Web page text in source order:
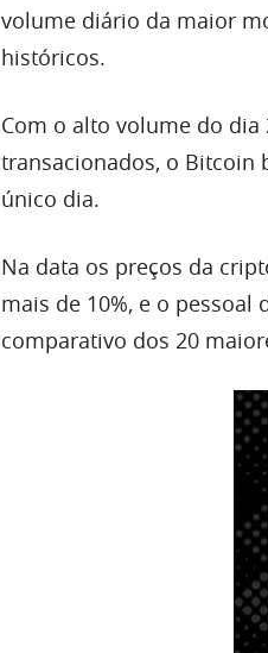
volume diário da maior
históricos.
Com o alto volume do dia
transacionados, o Bitcoin
único dia.
Na data os preços da
mais de 10%, e o
comparativo dos 20